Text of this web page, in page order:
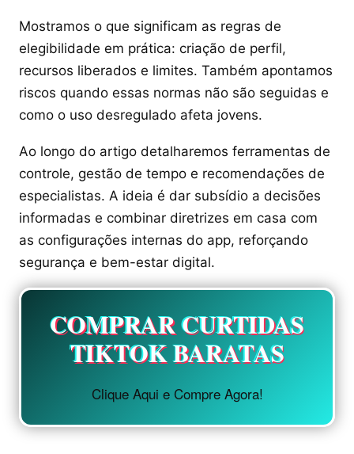
Mostramos o que significam as regras de
elegibilidade em prática: criação de perfil,
recursos liberados e limites. Também apontamos
riscos quando essas normas não são seguidas e
como o uso desregulado afeta jovens.
Ao longo do artigo detalharemos ferramentas de
controle, gestão de tempo e recomendações de
especialistas. A ideia é dar subsídio a decisões
informadas e combinar diretrizes em casa com
as configurações internas do app, reforçando
segurança e bem-estar digital.
COMPRAR CURTIDAS
TIKTOK BARATAS
Clique Aqui e Compre Agora!